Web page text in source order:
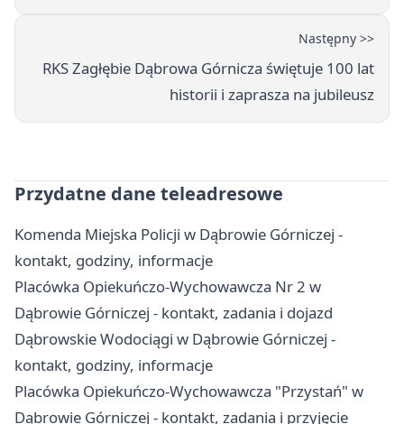
Następny >>
RKS Zagłębie Dąbrowa Górnicza świętuje 100 lat
historii i zaprasza na jubileusz
Przydatne dane teleadresowe
Komenda Miejska Policji w Dąbrowie Górniczej -
kontakt, godziny, informacje
Placówka Opiekuńczo-Wychowawcza Nr 2 w
Dąbrowie Górniczej - kontakt, zadania i dojazd
Dąbrowskie Wodociągi w Dąbrowie Górniczej -
kontakt, godziny, informacje
Placówka Opiekuńczo-Wychowawcza "Przystań" w
Dąbrowie Górniczej - kontakt, zadania i przyjęcie